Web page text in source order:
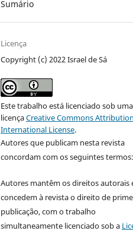
Sumário
Licença
Copyright (c) 2022 Israel de Sá
Este trabalho está licenciado sob uma
licençaCreative Commons
International License.
Autores que publicam nesta revista
concordam com os seguintes termos:
Autores mantêm os direitos autorais
concedem à revista o direito de
publicação, com o trabalho
simultaneamente licenciado sob a